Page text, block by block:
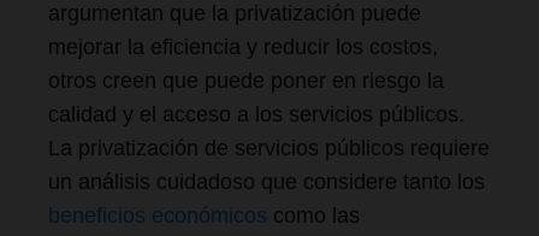
argumentan que la privatización puede
mejorar la eficiencia y reducir los costos,
otros creen que puede poner en riesgo la
calidad y el acceso a los servicios públicos.
La privatización de servicios públicos requiere
un análisis cuidadoso que considere tanto los
beneficios económicos como las